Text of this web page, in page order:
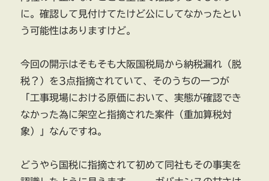
に。確認して見付けてたけど公にしてなかったとい
う可能性はありますけど。
今回の開示はそもそも大阪国税局から納税漏れ（脱
税？）を3点指摘されていて、そのうちの一つが
「工事現場における原価において、実態が確認でき
なかった為に架空と指摘された案件（重加算税対
象）」なんですね。
どうやら国税に指摘されて初めて同社もその事実を